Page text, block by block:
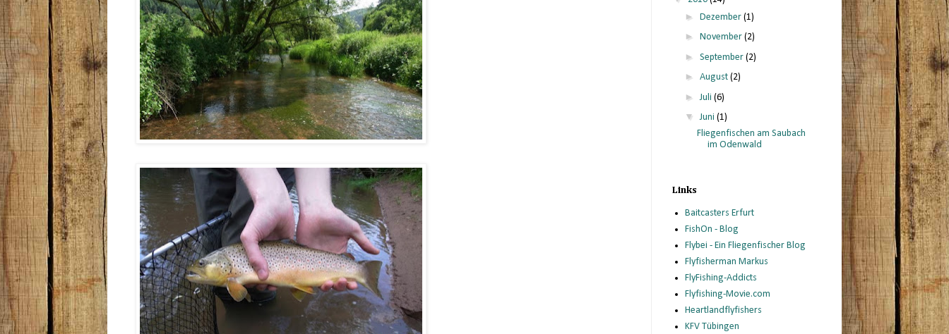
► Dezember (1)
► November (2)
► September (2)
► August (2)
► Juli (6)
▼ Juni (1)
Fliegenfischen am Saubach
im Odenwald
Links
Baitcasters Erfurt
FishOn - Blog
Flybei - Ein Fliegenfischer Blog
Flyfisherman Markus
FlyFishing-Addicts
Flyfishing-Movie.com
Heartlandflyfishers
KFV Tübingen